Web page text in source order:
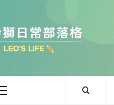
小粉獅日常
Primary